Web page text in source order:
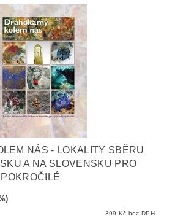
NÁS - LOKALITY SBĚRU
A NA SLOVENSKU PRO
399 Kč bez DPH